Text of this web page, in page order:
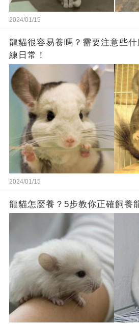
2024/01/15
龍貓很容易養嗎？需要注意些什
練日常！
2024/01/15
龍貓怎麼養？5步教你正確飼養